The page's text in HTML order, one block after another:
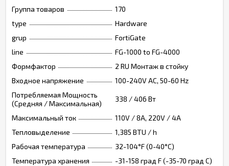
Группа товаров
170
type
Hardware
grup
FortiGate
line
FG-1000 to FG-4000
Формфактор
2 RU Монтаж в стойку
Входное напряжение
100-240V AC, 50-60 Hz
Потребляемая Мощность
(Средняя / Максимальная)
338 / 406 Вт
Максимальный ток
110V / 8A, 220V / 4A
Тепловыделение
1,385 BTU / h
Рабочая температура
32-104°F (0-40°C)
Температура хранения
-31-158 град F (-35-70 град C)